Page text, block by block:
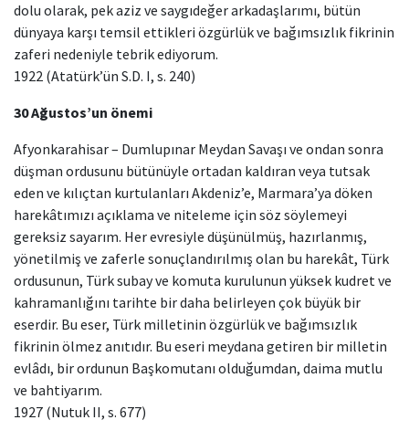
dolu olarak, pek aziz ve saygıdeğer arkadaşlarımı, bütün
dünyaya karşı temsil ettikleri özgürlük ve bağımsızlık fikrinin
zaferi nedeniyle tebrik ediyorum.
1922 (Atatürk’ün S.D. I, s. 240)
30 Ağustos’un önemi
Afyonkarahisar – Dumlupınar Meydan Savaşı ve ondan sonra
düşman ordusunu bütünüyle ortadan kaldıran veya tutsak
eden ve kılıçtan kurtulanları Akdeniz’e, Marmara’ya döken
harekâtımızı açıklama ve niteleme için söz söylemeyi
gereksiz sayarım. Her evresiyle düşünülmüş, hazırlanmış,
yönetilmiş ve zaferle sonuçlandırılmış olan bu harekât, Türk
ordusunun, Türk subay ve komuta kurulunun yüksek kudret ve
kahramanlığını tarihte bir daha belirleyen çok büyük bir
eserdir. Bu eser, Türk milletinin özgürlük ve bağımsızlık
fikrinin ölmez anıtıdır. Bu eseri meydana getiren bir milletin
evlâdı, bir ordunun Başkomutanı olduğumdan, daima mutlu
ve bahtiyarım.
1927 (Nutuk II, s. 677)